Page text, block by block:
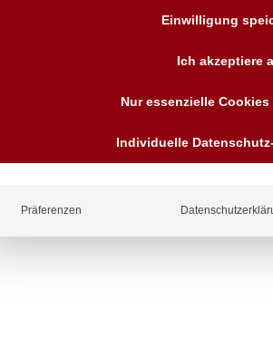
nach unten
Einwilligung
Ich akzeptiere
Nur essenzielle Cookies
Individuelle
Präferenzen